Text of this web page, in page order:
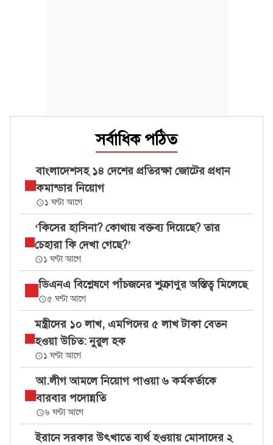
সর্বাধিক পঠিত
বাংলাদেশসহ ১৪ দেশের প্রতিরক্ষা জোটের প্রধান
কমান্ডার নিয়োগ
১ ঘণ্টা আগে
‘কিসের হাসিনা? কোথায় বক্তব্য দিয়েছে? তার
চেহারা কি দেখা গেছে?’
১ ঘণ্টা আগে
ডিএনএ বিশ্লেষণে পাঁচজনের শুক্রাণুর অস্তিত্ব মিলেছে
৫ ঘণ্টা আগে
মন্ত্রীদের ১০ লাখ, এমপিদের ৫ লাখ টাকা বেতন
হওয়া উচিত: নুরুল হক
১ ঘণ্টা আগে
আ.লীগ আমলে নিয়োগ পাওয়া ৬ কর্মকর্তাকে
বারবার পদোন্নতি
৬ ঘণ্টা আগে
ইরানে সরকার উৎখাতে ব্যর্থ হওয়ায় মোসাদের ২